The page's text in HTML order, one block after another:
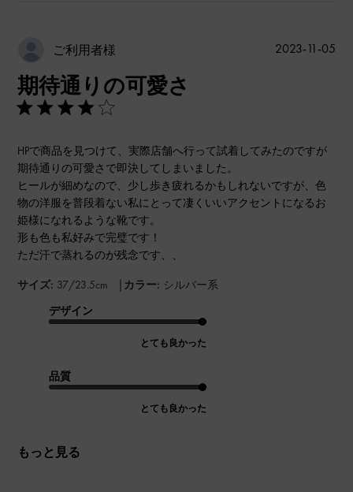
ご利用者様
期待通りの可愛さ
HPで商品を見つけて、実際店舗へ行って試着してみたのですが
期待通りの可愛さで即決してしまいました。
ヒールが細めなので、少し歩き疲れるかもしれないですが、色
物の洋服を普段着ない私にとって凄くいいアクセントになるお
姫様になれるような靴です。
形も色も私好みで完璧です！
ただ汗で蒸れるのが残念です、、
サイズ: 37/23.5cm | カラー: シルバー系
デザイン
とても良かった
品質
とても良かった
もっと見る
公
2023-11-05